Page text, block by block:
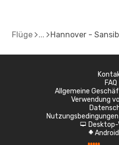
Flüge Hannover -
FAQ
Allgemeine
Verwendung
d Desktop-
A